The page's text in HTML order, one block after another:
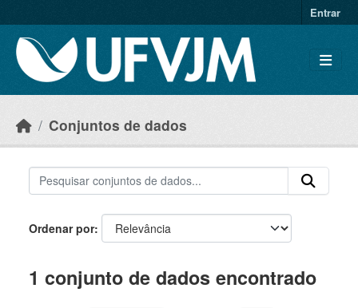
Entrar
Conjuntos de dados
Ordenar por
1 conjunto de dados encontrado